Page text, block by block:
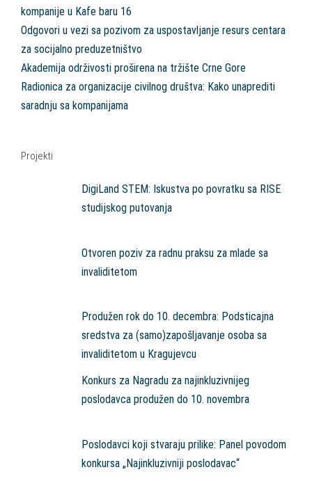
kompanije u Kafe baru 16
Odgovori u vezi sa pozivom za uspostavljanje resurs centara
za socijalno preduzetništvo
Akademija održivosti proširena na tržište Crne Gore
Radionica za organizacije civilnog društva: Kako unaprediti
saradnju sa kompanijama
Projekti
DigiLand STEM: Iskustva po povratku sa RISE
studijskog putovanja
Otvoren poziv za radnu praksu za mlade sa
invaliditetom
Produžen rok do 10. decembra: Podsticajna
sredstva za (samo)zapošljavanje osoba sa
invaliditetom u Kragujevcu
Konkurs za Nagradu za najinkluzivnijeg
poslodavca produžen do 10. novembra
Poslodavci koji stvaraju prilike: Panel povodom
konkursa „Najinkluzivniji poslodavac“